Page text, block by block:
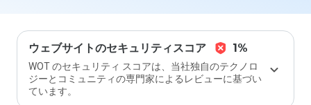
ウェブサイトのセキュリティスコア 1%
WOT のセキュリティ スコアは、当社独自のテクノロ
ジーとコミュニティの専門家によるレビューに基づい
ています。
に評
価し
ます
か？